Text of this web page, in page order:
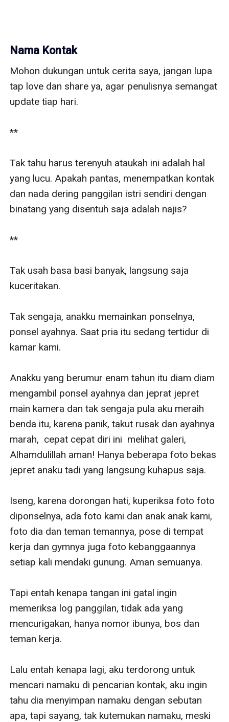
Nama Kontak
Mohon dukungan untuk cerita saya, jangan lupa
tap love dan share ya, agar penulisnya semangat
update tiap hari.
**
Tak tahu harus terenyuh ataukah ini adalah hal
yang lucu. Apakah pantas, menempatkan kontak
dan nada dering panggilan istri sendiri dengan
binatang yang disentuh saja adalah najis?
**
Tak usah basa basi banyak, langsung saja
kuceritakan.
Tak sengaja, anakku memainkan ponselnya,
ponsel ayahnya. Saat pria itu sedang tertidur di
kamar kami.
Anakku yang berumur enam tahun itu diam diam
mengambil ponsel ayahnya dan jeprat jepret
main kamera dan tak sengaja pula aku meraih
benda itu, karena panik, takut rusak dan ayahnya
marah,  cepat cepat diri ini  melihat galeri,
Alhamdulillah aman! Hanya beberapa foto bekas
jepret anaku tadi yang langsung kuhapus saja.
Iseng, karena dorongan hati, kuperiksa foto foto
diponselnya, ada foto kami dan anak anak kami,
foto dia dan teman temannya, pose di tempat
kerja dan gymnya juga foto kebanggaannya
setiap kali mendaki gunung. Aman semuanya.
Tapi entah kenapa tangan ini gatal ingin
memeriksa log panggilan, tidak ada yang
mencurigakan, hanya nomor ibunya, bos dan
teman kerja.
Lalu entah kenapa lagi, aku terdorong untuk
mencari namaku di pencarian kontak, aku ingin
tahu dia menyimpan namaku dengan sebutan
apa, tapi sayang, tak kutemukan namaku, meski